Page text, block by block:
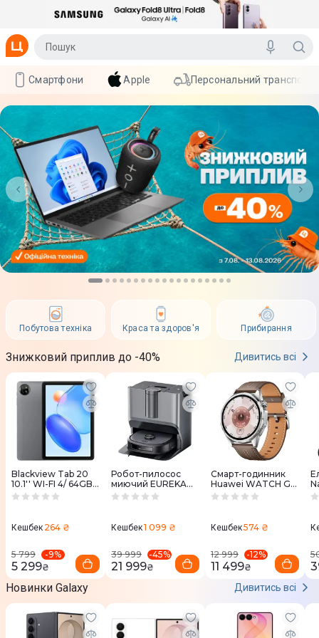
Смартфони Apple Персональний транспорт
Побутова техніка Краса та здоров'я Прибирання
Знижковий приплив до -40% Дивитись всі
Blackview Tab 20
10.1'' WI-FI 4/ 64GB
Grey
Кешбек 264 ₴
5 799 -9%
5 299₴
Робот-пилосос
миючий EUREKA
J20
Кешбек1 099 ₴
39 999 -45%
21 999₴
Смарт-годинник
Huawei WATCH GT
6 46mm Brown
Кешбек574 ₴
12 999 -12%
11 499₴
Новинки Galaxy
Дивитись всі